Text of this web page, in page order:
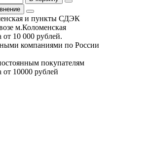
и пункты СДЭК
м.Коломенская
от 10 000 рублей.
компаниями по России
покупателям
от 10000 рублей